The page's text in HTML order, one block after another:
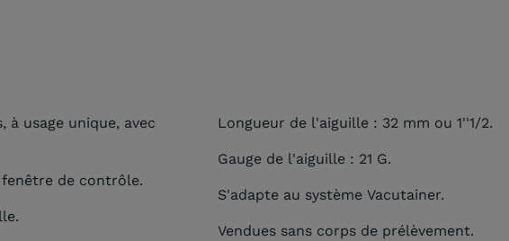
à usage unique, avec
de contrôle.
Longueur de l'aiguille : 32 mm ou 1''1/2.
Gauge de l'aiguille : 21 G.
S'adapte au système Vacutainer.
Vendues sans corps de prélèvement.